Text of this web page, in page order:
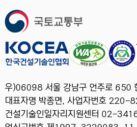
우)06098 서울 강남구 언주로 650
대표자명 박종면, 사업자번호
건설기술인일자리지원센터 02-